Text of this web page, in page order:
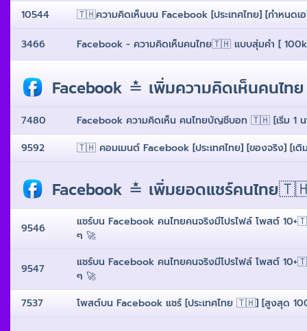
10544 🇹🇭ความคิดเห็นบน Facebook [ประเทศไทย] [กําหนด
3466 Facebook - ความคิดเห็นคนไทย🇹🇭 เเบบสุ่มคำ [
Facebook ≛ เพิ่มความคิดเห็นคนไ
7480
Facebook ความคิดเห็น คนไทยบัญชีบอท 🇹🇭 [เริ่ม 1
9592
🇹🇭 คอมเมนต์ Facebook [ประเทศไทย] [ของจริง] [เ
Facebook ≛ เพิ่มยอดแชร์คนไทย
9546
แชร์บน Facebook คนไทยคนจริงมีโปรไฟล์ โพสต์
ๆ 🚀
9547
แชร์บน Facebook คนไทยคนจริงมีโปรไฟล์ โพสต์
ๆ 🚀
7537
โพสต์บน Facebook แชร์ [ประเทศไทย 🇹🇭] [สูงสุด